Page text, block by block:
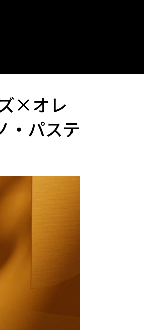
×オレ
・パステ